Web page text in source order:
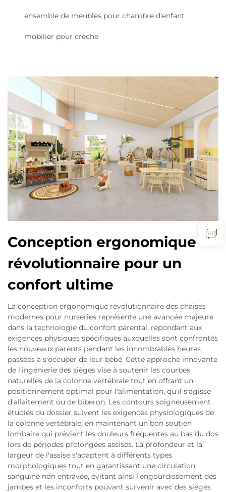
ensemble de meubles pour chambre d'enfant
mobilier pour crèche
Conception ergonomique
révolutionnaire pour un
confort ultime
La conception ergonomique révolutionnaire des chaises
modernes pour nurseries représente une avancée majeure
dans la technologie du confort parental, répondant aux
exigences physiques spécifiques auxquelles sont confrontés
les nouveaux parents pendant les innombrables heures
passées à s'occuper de leur bébé. Cette approche innovante
de l'ingénierie des sièges vise à soutenir les courbes
naturelles de la colonne vertébrale tout en offrant un
positionnement optimal pour l'alimentation, qu'il s'agisse
d'allaitement ou de biberon. Les contours soigneusement
étudiés du dossier suivent les exigences physiologiques de
la colonne vertébrale, en maintenant un bon soutien
lombaire qui prévient les douleurs fréquentes au bas du dos
lors de périodes prolongées assises. La profondeur et la
largeur de l'assise s'adaptent à différents types
morphologiques tout en garantissant une circulation
sanguine non entravée, évitant ainsi l'engourdissement des
jambes et les inconforts pouvant survenir avec des sièges